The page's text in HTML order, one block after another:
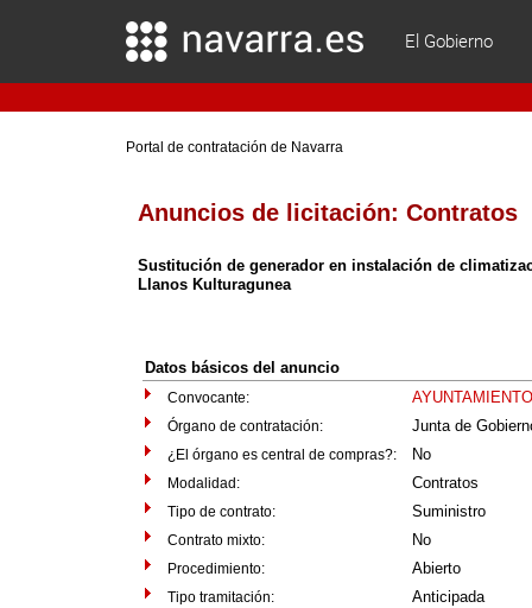
El Gobierno
Portal de contratación de Navarra
Anuncios de licitación:Contratos
Sustitución de generador en instalación de
Llanos Kulturagunea
Datos básicos del anuncio
Convocante:
Órgano de contratación: Junta de
¿El órgano es central de compras?: No
Modalidad: Contratos
Tipo de contrato: Suministro
Contrato mixto: No
Procedimiento: Abierto
Tipo tramitación: Anticipada